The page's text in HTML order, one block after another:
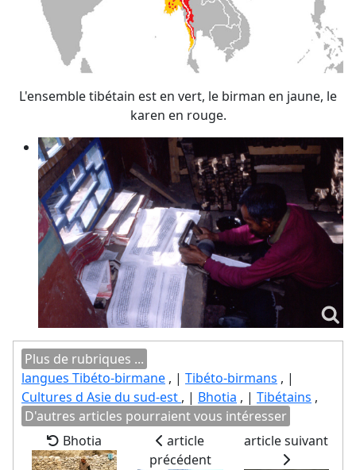
L'ensemble tibétain est en vert, le birman en jaune, le
karen en rouge.
Plus de rubriques ...
langues Tibéto-birmane , | Tibéto-birmans , |
Cultures d Asie du sud-est , | Bhotia , | Tibétains ,
D'autres articles pourraient vous intéresser
Bhotia
article
précédent
article suivant